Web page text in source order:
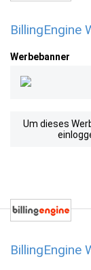
BillingEngine
Werbebanner
Um dieses
BillingEngine